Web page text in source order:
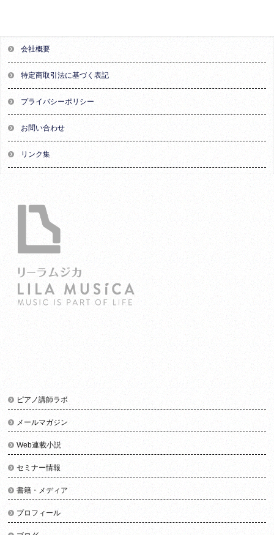
会社概要
特定商取引法に基づく表記
プライバシーポリシー
お問い合わせ
リンク集
ピアノ講師ラボ
メールマガジン
Web連載小説
セミナー情報
書籍・メディア
プロフィール